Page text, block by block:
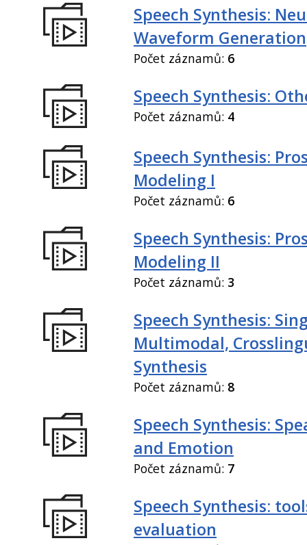
Speech Synthesis:
Waveform Generation
Počet záznamů: 6
Speech Synthesis:
Počet záznamů: 4
Speech Synthesis:
Modeling I
Počet záznamů: 6
Speech Synthesis:
Modeling II
Počet záznamů: 3
Speech Synthesis:
Multimodal,
Synthesis
Počet záznamů: 8
Speech Synthesis:
and Emotion
Počet záznamů: 7
Speech Synthesis:
evaluation